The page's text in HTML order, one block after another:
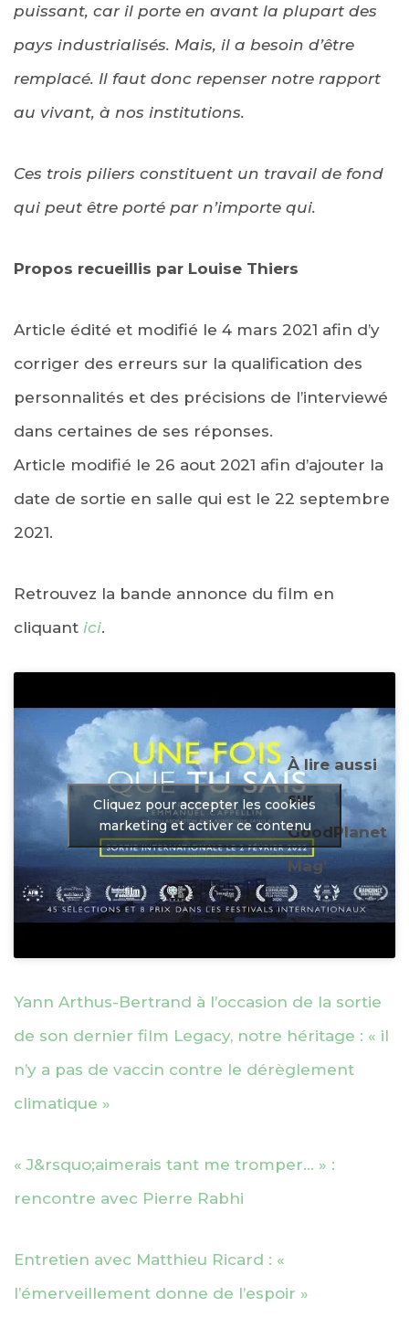
puissant, car il porte en avant la plupart des
pays industrialisés. Mais, il a besoin d’être
remplacé. Il faut donc repenser notre rapport
au vivant, à nos institutions.
Ces trois piliers constituent un travail de fond
qui peut être porté par n’importe qui.
Propos recueillis par Louise Thiers
Article édité et modifié le 4 mars 2021 afin d’y
corriger des erreurs sur la qualification des
personnalités et des précisions de l’interviewé
dans certaines de ses réponses.
Article modifié le 26 aout 2021 afin d’ajouter la
date de sortie en salle qui est le 22 septembre
2021.
Retrouvez la bande annonce du film en
cliquant ici.
À lire aussi
sur
GoodPlanet
Mag’
Cliquez pour accepter les cookies
marketing et activer ce contenu
Yann Arthus-Bertrand à l’occasion de la sortie
de son dernier film Legacy, notre héritage : « il
n’y a pas de vaccin contre le dérèglement
climatique »
« J&rsquo;aimerais tant me tromper… » :
rencontre avec Pierre Rabhi
Entretien avec Matthieu Ricard : «
l’émerveillement donne de l’espoir »